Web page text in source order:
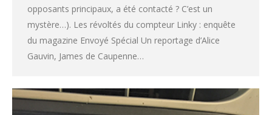
opposants principaux, a été contacté ? C’est un
mystère…). Les révoltés du compteur Linky : enquête
du magazine Envoyé Spécial Un reportage d’Alice
Gauvin, James de Caupenne…